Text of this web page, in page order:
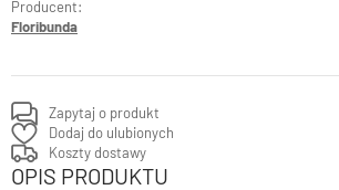
Producent:
Floribunda
Zapytaj o produkt
Dodaj do ulubionych
Koszty dostawy
OPIS PRODUKTU